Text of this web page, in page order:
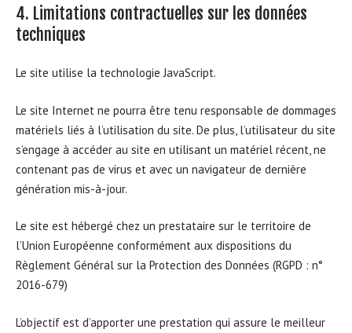
4. Limitations contractuelles sur les données
techniques
Le site utilise la technologie JavaScript.
Le site Internet ne pourra être tenu responsable de dommages
matériels liés à l’utilisation du site. De plus, l’utilisateur du site
s’engage à accéder au site en utilisant un matériel récent, ne
contenant pas de virus et avec un navigateur de dernière
génération mis-à-jour.
Le site est hébergé chez un prestataire sur le territoire de
l’Union Européenne conformément aux dispositions du
Règlement Général sur la Protection des Données (RGPD : n°
2016-679)
L’objectif est d’apporter une prestation qui assure le meilleur